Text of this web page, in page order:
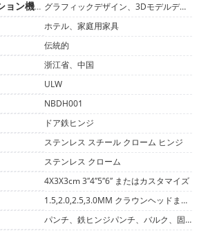
プロジェクト ソリューション機能:
グラフィックデザイン、3Dモデルデザイン、プロジェクトトータルソリューション、クロスカテゴリーコンソリデーション、その他
ホテル、家庭用家具
伝統的
浙江省、中国
ULW
NBDH001
ドア鉄ヒンジ
ステンレス スチール クローム ヒンジ
ステンレス クローム
4X3X3cm 3″4″5″6″ またはカスタマイズ
1.5,2.0,2.5,3.0MM クラウンヘッドまたはバットヘッド付き
パンチ、鉄ヒンジパンチ、バルク、固定